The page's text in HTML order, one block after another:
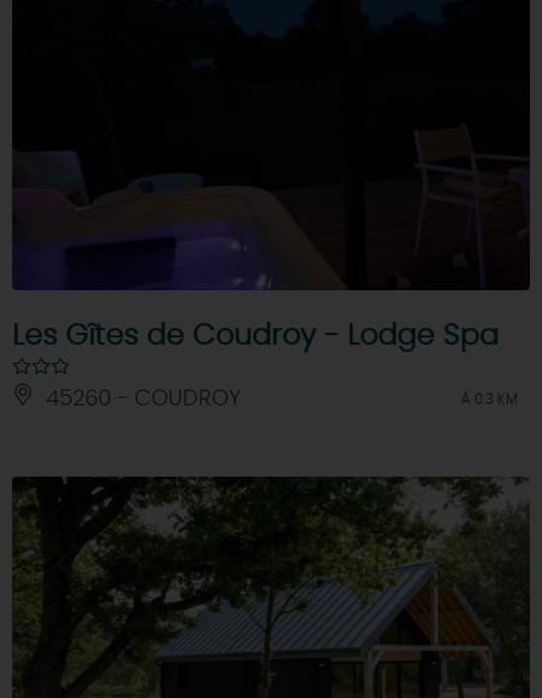
Les Gîtes de Coudroy - Lodge Spa
45260 - COUDROY À 0.3 KM